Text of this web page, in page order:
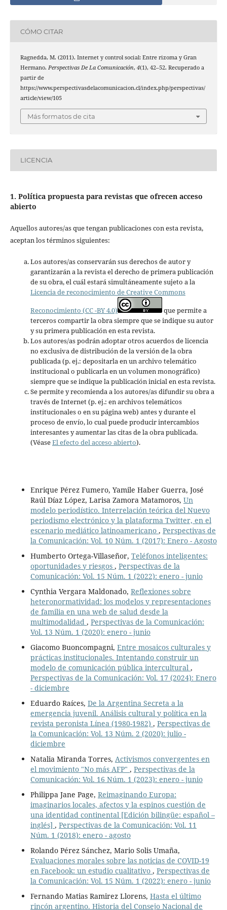
CÓMO CITAR
Ragnedda, M. (2011). Internet y control social: Entre rizoma y Gran
Hermano. Perspectivas De La Comunicación, 4(1), 42–52. Recuperado a
partir de
https://www.perspectivasdelacomunicacion.cl/index.php/perspectivas/
article/view/105
Más formatos de cita
LICENCIA
1. Política propuesta para revistas que ofrecen acceso
abierto
Aquellos autores/as que tengan publicaciones con esta revista,
aceptan los términos siguientes:
Los autores/as conservarán sus derechos de autor y
garantizarán a la revista el derecho de primera publicación
de su obra, el cuál estará simultáneamente sujeto a la
Licencia de reconocimiento de Creative Commons
Reconocimiento (CC -BY 4.0)
que permite a
terceros compartir la obra siempre que se indique su autor
y su primera publicación en esta revista.
Los autores/as podrán adoptar otros acuerdos de licencia
no exclusiva de distribución de la versión de la obra
publicada (p. ej.: depositarla en un archivo telemático
institucional o publicarla en un volumen monográfico)
siempre que se indique la publicación inicial en esta revista.
Se permite y recomienda a los autores/as difundir su obra a
través de Internet (p. ej.: en archivos telemáticos
institucionales o en su página web) antes y durante el
proceso de envío, lo cual puede producir intercambios
interesantes y aumentar las citas de la obra publicada.
(VéaseEl efecto del acceso abierto).
Enrique Pérez Fumero, Yamile Haber Guerra, José
Raúl Díaz López, Larisa Zamora Matamoros, Un
modelo periodístico. Interrelación teórica del Nuevo
periodismo electrónico y la plataforma Twitter, en el
escenario mediático latinoamericano , Perspectivas de
la Comunicación: Vol. 10 Núm. 1 (2017): Enero - Agosto
Humberto Ortega-Villaseñor, Teléfonos inteligentes:
oportunidades y riesgos , Perspectivas de la
Comunicación: Vol. 15 Núm. 1 (2022): enero - junio
Cynthia Vergara Maldonado, Reflexiones sobre
heteronormatividad: los modelos y representaciones
de familia en una web de salud desde la
multimodalidad , Perspectivas de la Comunicación:
Vol. 13 Núm. 1 (2020): enero - junio
Giacomo Buoncompagni, Entre mosaicos culturales y
prácticas institucionales. Intentando construir un
modelo de comunicación pública intercultural ,
Perspectivas de la Comunicación: Vol. 17 (2024): Enero
- diciembre
Eduardo Raíces, De la Argentina Secreta a la
emergencia juvenil. Análisis cultural y política en la
revista peronista Línea (1980-1982) , Perspectivas de
la Comunicación: Vol. 13 Núm. 2 (2020): julio -
diciembre
Natalia Miranda Torres, Activismos convergentes en
el movimiento "No más AFP" , Perspectivas de la
Comunicación: Vol. 16 Núm. 1 (2023): enero - junio
Philippa Jane Page, Reimaginando Europa:
imaginarios locales, afectos y la espinos cuestión de
una identidad continental [Edición bilingüe: español –
inglés] , Perspectivas de la Comunicación: Vol. 11
Núm. 1 (2018): enero - agosto
Rolando Pérez Sánchez, Mario Solis Umaña,
Evaluaciones morales sobre las noticias de COVID-19
en Facebook: un estudio cualitativo , Perspectivas de
la Comunicación: Vol. 15 Núm. 1 (2022): enero - junio
Fernando Matias Ramirez Llorens, Hasta el último
rincón argentino. Historia del Consejo Nacional de